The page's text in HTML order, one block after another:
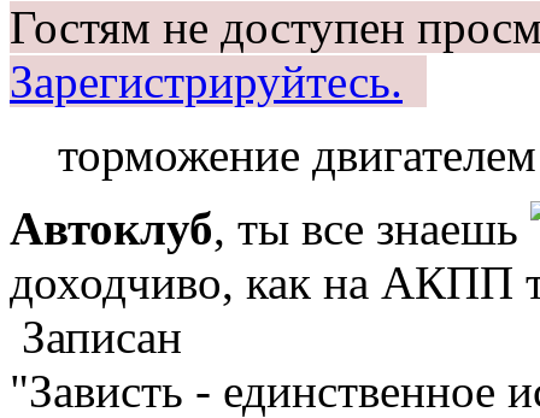
Гостям не доступен
Зарегистрируйтесь.
торможение двигателем
Автоклуб, ты все знаешь
доходчиво, как на АКПП
Записан
"Зависть - единственное